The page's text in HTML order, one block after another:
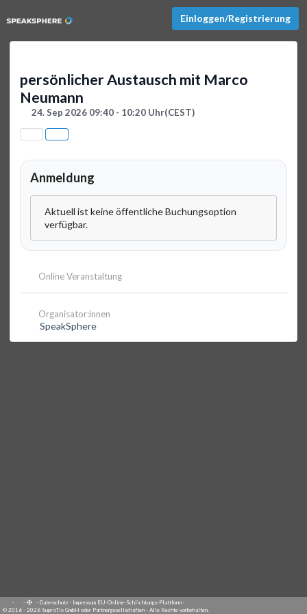
Einloggen/Registrierung
persönlicher Austausch mit Marco
Neumann
24. Sep 2026 09:40 - 10:20 Uhr(CEST)
Anmeldung
Aktuell ist keine öffentliche Buchungsoption
verfügbar.
Online Veranstaltung
Organisator:innen
SpeakSphere
· · · Datenschutz · Impressum EU-Online-Schlichtungs-Plattform ·
© 2016 - 2026 SupraTix GmbH oder Partnergesellschaften - Alle Rechte vorbehalten.